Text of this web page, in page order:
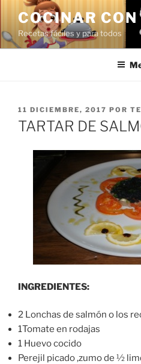
Saltar
contenido
COCINAR
Recetas fáciles y para todos
PUBLICADO
EL
11 DICIEMBRE, 2017 POR
TARTAR DE
INGREDIENTES:
2 Lonchas de salmón o los
1Tomate en rodajas
1 Huevo cocido
Perejil picado ,zumo de ½